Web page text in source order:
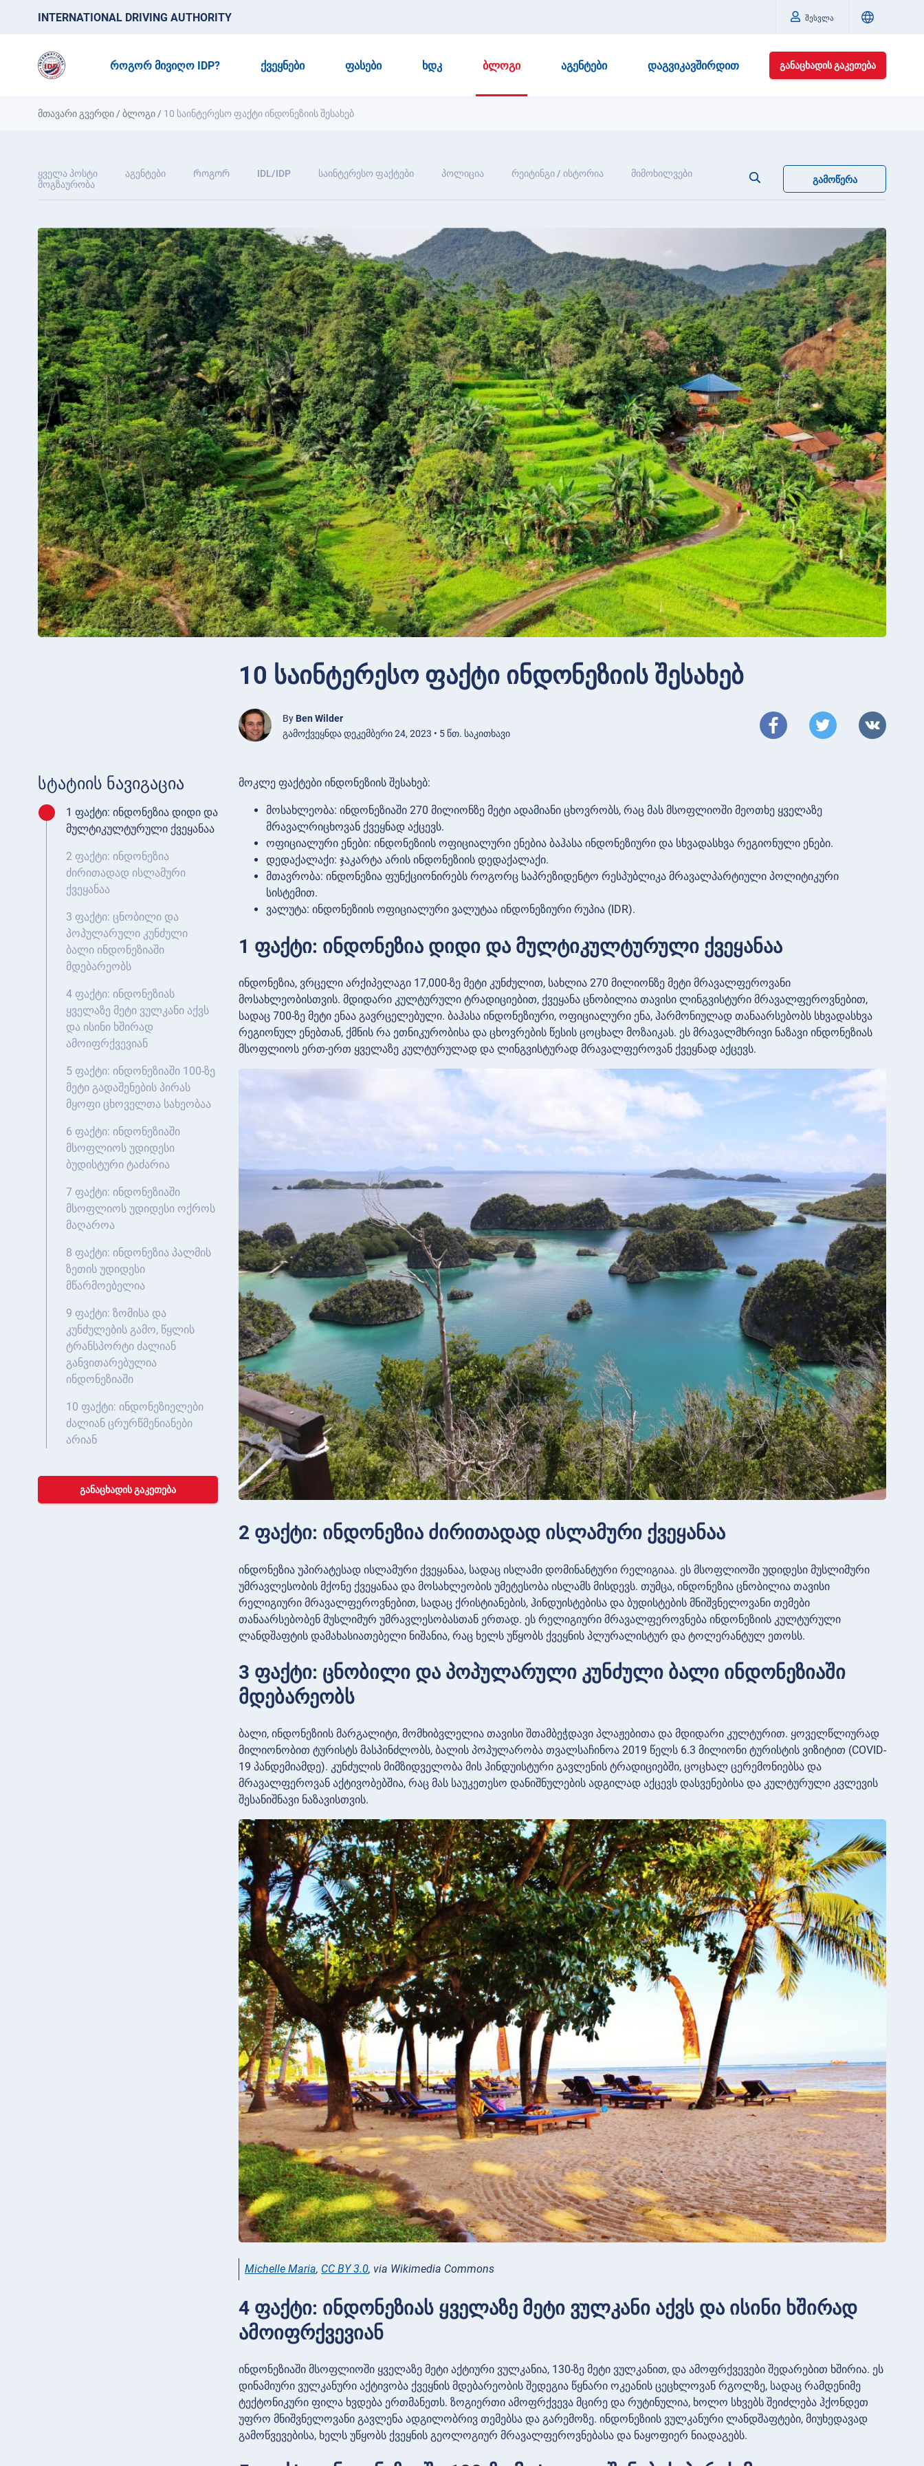
INTERNATIONAL DRIVING AUTHORITY შესვლა
ᲠᲝᲒᲝᲠ ᲛᲘᲕᲘᲦᲝ IDP? ᲥᲕᲔᲧᲜᲔᲑᲘ ᲤᲐᲡᲔᲑᲘ ᲮᲓᲙ ᲑᲚᲝᲒᲘ ᲐᲒᲔᲜᲢᲔᲑᲘ ᲓᲐᲒᲕᲘᲙᲐᲕᲨᲘᲠᲓᲘᲗ ᲒᲐᲜᲐᲪᲮᲐᲓᲘᲡ ᲒᲐᲙᲔᲗᲔᲑᲐ
მთავარი გვერდი /ბლოგი / 10 საინტერესო ფაქტი ინდონეზიის შესახებ
ყველა პოსტი აგენტები Როგორ IDL/IDP საინტერესო ფაქტები პოლიცია რეიტინგი / ისტორია
მიმოხილვები
მოგზაურობა
ᲒᲐᲛᲝᲬᲔᲠᲐ
10 საინტერესო ფაქტი ინდონეზიის შესახებ
By Ben Wilder
გამოქვეყნდა დეკემბერი 24, 2023 • 5 წთ. საკითხავი
სტატიის ნავიგაცია
1 ფაქტი: ინდონეზია დიდი და
მულტიკულტურული ქვეყანაა
2 ფაქტი: ინდონეზია
ძირითადად ისლამური
ქვეყანაა
3 ფაქტი: ცნობილი და
პოპულარული კუნძული
ბალი ინდონეზიაში
მდებარეობს
4 ფაქტი: ინდონეზიას
ყველაზე მეტი ვულკანი აქვს
და ისინი ხშირად
ამოიფრქვევიან
5 ფაქტი: ინდონეზიაში 100-ზე
მეტი გადაშენების პირას
მყოფი ცხოველთა სახეობაა
6 ფაქტი: ინდონეზიაში
მსოფლიოს უდიდესი
ბუდისტური ტაძარია
7 ფაქტი: ინდონეზიაში
მსოფლიოს უდიდესი ოქროს
მაღაროა
8 ფაქტი: ინდონეზია პალმის
ზეთის უდიდესი
მწარმოებელია
9 ფაქტი: ზომისა და
კუნძულების გამო, წყლის
ტრანსპორტი ძალიან
განვითარებულია
ინდონეზიაში
10 ფაქტი: ინდონეზიელები
ძალიან ცრურწმენიანები
არიან
ᲒᲐᲜᲐᲪᲮᲐᲓᲘᲡ ᲒᲐᲙᲔᲗᲔᲑᲐ
მოკლე ფაქტები ინდონეზიის შესახებ:
მოსახლეობა: ინდონეზიაში 270 მილიონზე მეტი ადამიანი ცხოვრობს, რაც მას მსოფლიოში მეოთხე ყველაზე
მრავალრიცხოვან ქვეყნად აქცევს.
ოფიციალური ენები: ინდონეზიის ოფიციალური ენებია ბაჰასა ინდონეზიური და სხვადასხვა რეგიონული ენები.
დედაქალაქი: ჯაკარტა არის ინდონეზიის დედაქალაქი.
მთავრობა: ინდონეზია ფუნქციონირებს როგორც საპრეზიდენტო რესპუბლიკა მრავალპარტიული პოლიტიკური
სისტემით.
ვალუტა: ინდონეზიის ოფიციალური ვალუტაა ინდონეზიური რუპია (IDR).
1 ფაქტი: ინდონეზია დიდი და მულტიკულტურული ქვეყანაა
ინდონეზია, ვრცელი არქიპელაგი 17,000-ზე მეტი კუნძულით, სახლია 270 მილიონზე მეტი მრავალფეროვანი
მოსახლეობისთვის. მდიდარი კულტურული ტრადიციებით, ქვეყანა ცნობილია თავისი ლინგვისტური მრავალფეროვნებით,
სადაც 700-ზე მეტი ენაა გავრცელებული. ბაჰასა ინდონეზიური, ოფიციალური ენა, ჰარმონიულად თანაარსებობს სხვადასხვა
რეგიონულ ენებთან, ქმნის რა ეთნიკურობისა და ცხოვრების წესის ცოცხალ მოზაიკას. ეს მრავალმხრივი ნაზავი ინდონეზიას
მსოფლიოს ერთ-ერთ ყველაზე კულტურულად და ლინგვისტურად მრავალფეროვან ქვეყნად აქცევს.
2 ფაქტი: ინდონეზია ძირითადად ისლამური ქვეყანაა
ინდონეზია უპირატესად ისლამური ქვეყანაა, სადაც ისლამი დომინანტური რელიგიაა. ეს მსოფლიოში უდიდესი მუსლიმური
უმრავლესობის მქონე ქვეყანაა და მოსახლეობის უმეტესობა ისლამს მისდევს. თუმცა, ინდონეზია ცნობილია თავისი
რელიგიური მრავალფეროვნებით, სადაც ქრისტიანების, ჰინდუისტებისა და ბუდისტების მნიშვნელოვანი თემები
თანაარსებობენ მუსლიმურ უმრავლესობასთან ერთად. ეს რელიგიური მრავალფეროვნება ინდონეზიის კულტურული
ლანდშაფტის დამახასიათებელი ნიშანია, რაც ხელს უწყობს ქვეყნის პლურალისტურ და ტოლერანტულ ეთოსს.
3 ფაქტი: ცნობილი და პოპულარული კუნძული ბალი ინდონეზიაში
მდებარეობს
ბალი, ინდონეზიის მარგალიტი, მომხიბვლელია თავისი შთამბეჭდავი პლაჟებითა და მდიდარი კულტურით. ყოველწლიურად
მილიონობით ტურისტს მასპინძლობს, ბალის პოპულარობა თვალსაჩინოა 2019 წელს 6.3 მილიონი ტურისტის ვიზიტით (COVID-
19 პანდემიამდე). კუნძულის მიმზიდველობა მის ჰინდუისტური გავლენის ტრადიციებში, ცოცხალ ცერემონიებსა და
მრავალფეროვან აქტივობებშია, რაც მას საუკეთესო დანიშნულების ადგილად აქცევს დასვენებისა და კულტურული კვლევის
შესანიშნავი ნაზავისთვის.
Michelle Maria, CC BY 3.0, via Wikimedia Commons
4 ფაქტი: ინდონეზიას ყველაზე მეტი ვულკანი აქვს და ისინი ხშირად
ამოიფრქვევიან
ინდონეზიაში მსოფლიოში ყველაზე მეტი აქტიური ვულკანია, 130-ზე მეტი ვულკანით, და ამოფრქვევები შედარებით ხშირია. ეს
დინამიური ვულკანური აქტივობა ქვეყნის მდებარეობის შედეგია წყნარი ოკეანის ცეცხლოვან რგოლზე, სადაც რამდენიმე
ტექტონიკური ფილა ხვდება ერთმანეთს. ზოგიერთი ამოფრქვევა მცირე და რუტინულია, ხოლო სხვებს შეიძლება ჰქონდეთ
უფრო მნიშვნელოვანი გავლენა ადგილობრივ თემებსა და გარემოზე. ინდონეზიის ვულკანური ლანდშაფტები, მიუხედავად
გამოწვევებისა, ხელს უწყობს ქვეყნის გეოლოგიურ მრავალფეროვნებასა და ნაყოფიერ ნიადაგებს.